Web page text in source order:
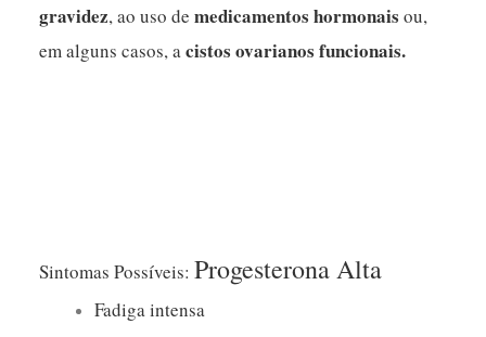
gravidez, ao uso demedicamentos hormonais ou,
em alguns casos, acistos ovarianos funcionais.
Sintomas Possíveis:Progesterona Alta
Fadiga intensa